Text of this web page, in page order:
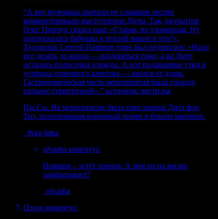
“А вот мужчины-зрители не слишком лестно
комментировали выступление Диты. Так, скульптор
Олег Пинчук сказал нам: «Старая, но ухоженная. Ну
поплескалась бабушка в теплой ванне и что?».
Художник Сергей Поярков тоже был недоволен: «Надо
все делать до конца — раздеваться тоже, а на Дите
остались полосочки одежды. А вот подаваемые утки и
устрицы отменного качества — наелся от души.
Гастрономическая часть мероприятия была гораздо
сильнее стриптизной».” источник: вести.юа
Пы.Сы. На мероприятие была приглашена Дита фон
Тиз, исполнившая коронный номер в бокале мартини.
бука-бяка
olyasha коментує:
Поярков – эстет хренов. А чем он на жизнь
зарабатывает?
olyasha
Ололо коментує: